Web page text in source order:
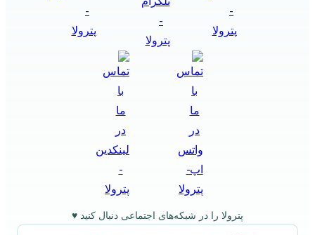
پترولا را در شبکه‌های اجتماعی دنبال کنید ♥